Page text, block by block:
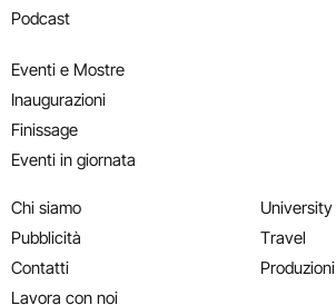
Podcast
Eventi e Mostre
Inaugurazioni
Finissage
Eventi in giornata
Chi siamo
Pubblicità
Contatti
Lavora con noi
University
Travel
Produzioni